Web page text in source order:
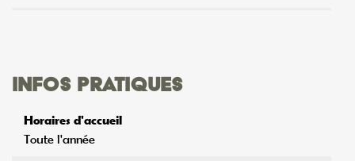
Infos pratiques
Horaires d'accueil
Toute l'année